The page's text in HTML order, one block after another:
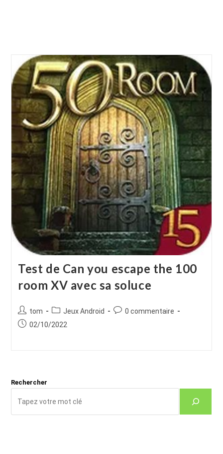
Test de Can you escape the 100
room XV avec sa soluce
Auteur/autrice
de
tom
Post
category:
Jeux Android
Commentaires
0 commentaire
Publication
02/10/2022
Rechercher